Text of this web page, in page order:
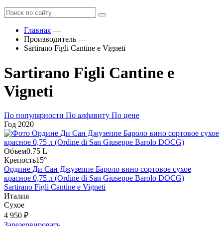
Главная —
Производитель —
Sartirano Figli Cantine e Vigneti
Sartirano Figli Cantine e
Vigneti
По популярности По алфавиту По цене
Год 2020
Объем0.75 L
Крепость15°
Ордине Ди Сан Джузеппе Бароло вино сортовое сухое
красное 0,75 л (Ordine di San Giuseppe Barolo DOCG)
Sartirano Figli Cantine e Vigneti
Италия
Сухое
4 950 ₽